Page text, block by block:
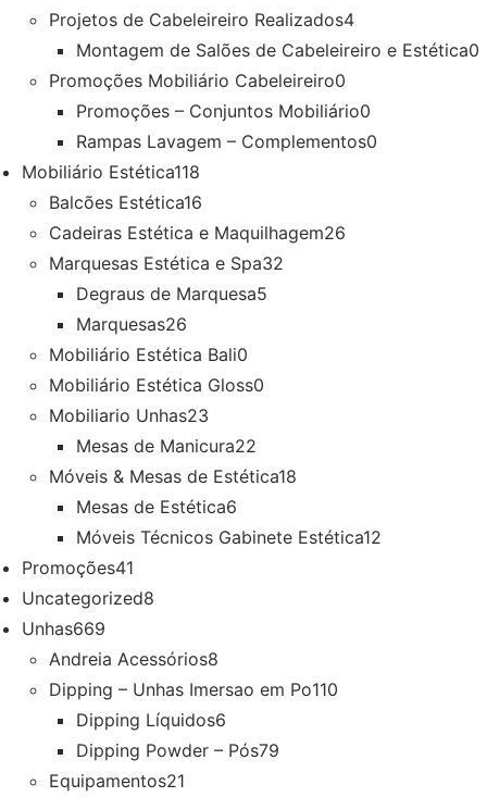
Projetos de Cabeleireiro Realizados4
Montagem de Salões de Cabeleireiro e Estética0
Promoções Mobiliário Cabeleireiro0
Promoções – Conjuntos Mobiliário0
Rampas Lavagem – Complementos0
Mobiliário Estética118
Balcões Estética16
Cadeiras Estética e Maquilhagem26
Marquesas Estética e Spa32
Degraus de Marquesa5
Marquesas26
Mobiliário Estética Bali0
Mobiliário Estética Gloss0
Mobiliario Unhas23
Mesas de Manicura22
Móveis & Mesas de Estética18
Mesas de Estética6
Móveis Técnicos Gabinete Estética12
Promoções41
Uncategorized8
Unhas669
Andreia Acessórios8
Dipping – Unhas Imersao em Po110
Dipping Líquidos6
Dipping Powder – Pós79
Equipamentos21